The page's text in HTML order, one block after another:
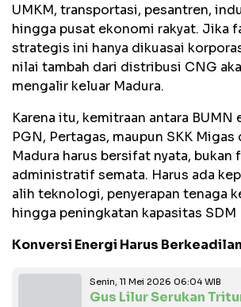
UMKM, transportasi, pesantren,
hingga pusat ekonomi rakyat. Jika
strategis ini hanya dikuasai
nilai tambah dari distribusi CNG
mengalir keluar Madura.
Karena itu, kemitraan antara BUMN
PGN, Pertagas, maupun SKK
Madura harus bersifat nyata, bukan
administratif semata. Harus ada
alih teknologi, penyerapan tenaga
hingga peningkatan kapasitas SDM
Konversi Energi Harus Berkeadilan
Senin, 11 Mei 2026 06:04 WIB
Gus Lilur Serukan